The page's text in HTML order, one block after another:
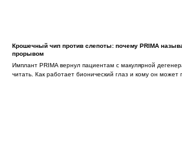
Крошечный чип против слепоты: почему PRIMA
прорывом
Имплант PRIMA вернул пациентам с макулярной
читать. Как работает бионический глаз и кому он может